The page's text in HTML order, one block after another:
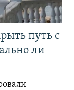
путь с
ли